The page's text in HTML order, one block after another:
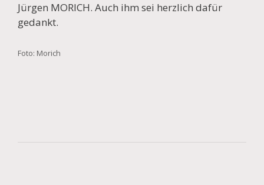
Jürgen MORICH. Auch ihm sei herzlich dafür
gedankt.
Foto: Morich